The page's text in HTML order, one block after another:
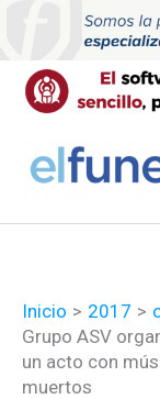
contenido
Inicio 2017
Grupo ASV
un acto con
muertos